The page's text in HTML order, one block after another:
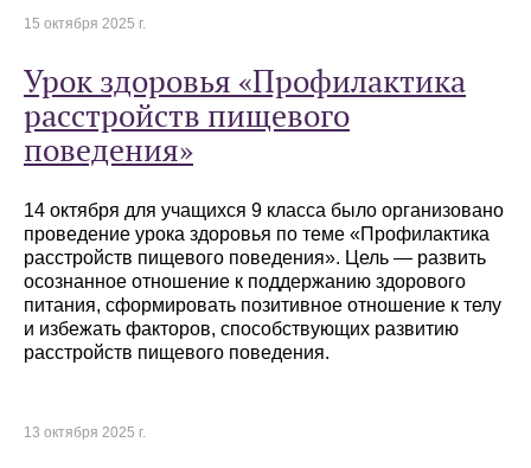
15 октября 2025 г.
Урок здоровья «Профилактика
расстройств пищевого
поведения»
14 октября для учащихся 9 класса было организовано
проведение урока здоровья по теме «Профилактика
расстройств пищевого поведения». Цель — развить
осознанное отношение к поддержанию здорового
питания, сформировать позитивное отношение к телу
и избежать факторов, способствующих развитию
расстройств пищевого поведения.
13 октября 2025 г.